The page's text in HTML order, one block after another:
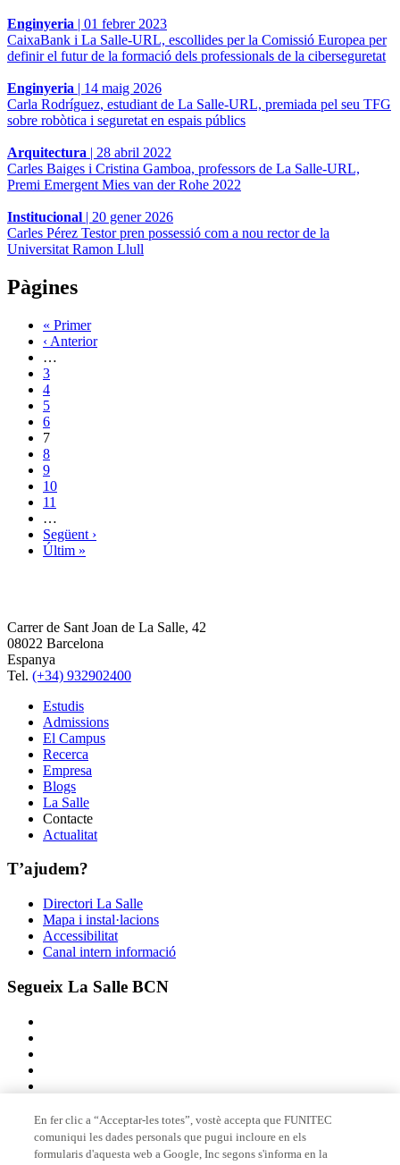
Enginyeria | 01 febrer 2023
CaixaBank i La Salle-URL, escollides per la Comissió Europea per
definir el futur de la formació dels professionals de la ciberseguretat
Enginyeria | 14 maig 2026
Carla Rodríguez, estudiant de La Salle-URL, premiada pel seu TFG
sobre robòtica i seguretat en espais públics
Arquitectura | 28 abril 2022
Carles Baiges i Cristina Gamboa, professors de La Salle-URL,
Premi Emergent Mies van der Rohe 2022
Institucional | 20 gener 2026
Carles Pérez Testor pren possessió com a nou rector de la
Universitat Ramon Llull
Pàgines
« Primer
‹ Anterior
…
3
4
5
6
7
8
9
10
11
…
Següent ›
Últim »
Carrer de Sant Joan de La Salle, 42
08022 Barcelona
Espanya
Tel. (+34) 932902400
Estudis
Admissions
El Campus
Recerca
Empresa
Blogs
La Salle
Contacte
Actualitat
T’ajudem?
Directori La Salle
Mapa i instal·lacions
Accessibilitat
Canal intern informació
Segueix La Salle BCN
Membre de
En fer clic a “Acceptar-les totes”, vostè accepta que FUNITEC
comuniqui les dades personals que pugui incloure en els
formularis d'aquesta web a Google, Inc segons s'informa en la